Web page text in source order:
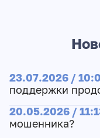
23.07.2026 /
поддержки
20.05.2026 /
мошенника?